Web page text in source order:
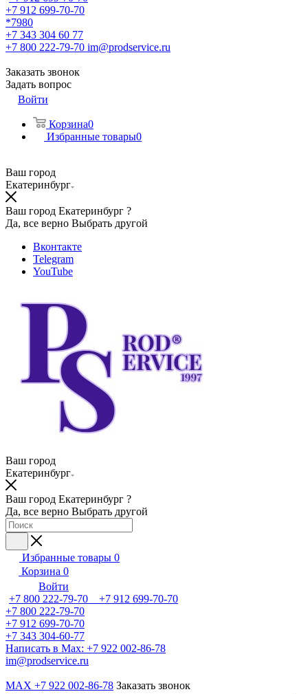
+7 912 699-70-70
*7980
+7 343 304 60 77
+7 800 222-79-70 im@prodservice.ru
Заказать звонок
Задать вопрос
Войти
Корзина0
Избранные товары0
Ваш город
Екатеринбург
Ваш город Екатеринбург ?
Да, все верно Выбрать другой
Вконтакте
Telegram
YouTube
Ваш город
Екатеринбург
Ваш город Екатеринбург ?
Да, все верно Выбрать другой
Избранные товары 0
Корзина 0
Войти
+7 800 222-79-70 +7 912 699-70-70
+7 800 222-79-70
+7 912 699-70-70
+7 343 304-60-77
Написать в Max: +7 922 002-86-78
im@prodservice.ru
MAX +7 922 002-86-78 Заказать звонок